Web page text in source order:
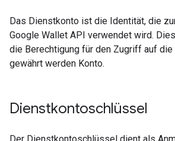
Das Dienstkonto ist die Identität, die
Google Wallet API verwendet wird.
die Berechtigung für den Zugriff auf die
gewährt werden Konto.
Dienstkontoschlüssel